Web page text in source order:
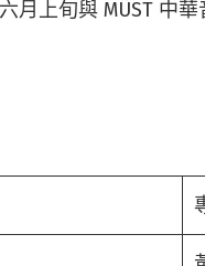
月上旬與 MÜST 中